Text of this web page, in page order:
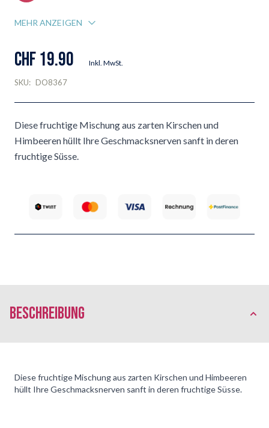
MEHR ANZEIGEN
CHF 19.90 Inkl. MwSt.
SKU: DO8367
Diese fruchtige Mischung aus zarten Kirschen und
Himbeeren hüllt Ihre Geschmacksnerven sanft in deren
fruchtige Süsse.
Beschreibung
Diese fruchtige Mischung aus zarten Kirschen und Himbeeren
hüllt Ihre Geschmacksnerven sanft in deren fruchtige Süsse.